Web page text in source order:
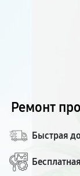
Ремонт
Быстрая